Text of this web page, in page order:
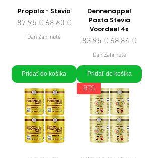
Propolis - Stevia
Normálna cena
87,95 € Zľavnená cena
68,60 €
Daň Zahrnuté
Pridať do košíka
Dennenappel
Pasta Stevia
Voordeel 4x
Normálna cena
83,95 € Zľavnená cena
68,84 €
Daň Zahrnuté
Pridať do košíka
BTS